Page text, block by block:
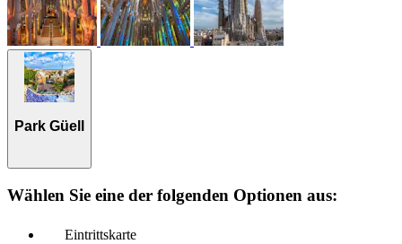
Park Güell
Wählen Sie eine der folgenden Optionen aus:
Eintrittskarte